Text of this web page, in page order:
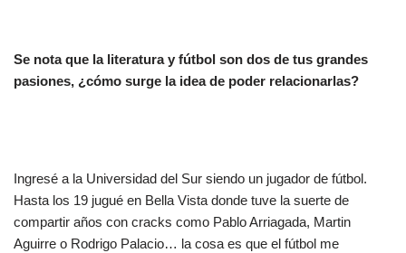
Se nota que la literatura y fútbol son dos de tus grandes
pasiones, ¿cómo surge la idea de poder relacionarlas?
Ingresé a la Universidad del Sur siendo un jugador de fútbol.
Hasta los 19 jugué en Bella Vista donde tuve la suerte de
compartir años con cracks como Pablo Arriagada, Martin
Aguirre o Rodrigo Palacio… la cosa es que el fútbol me